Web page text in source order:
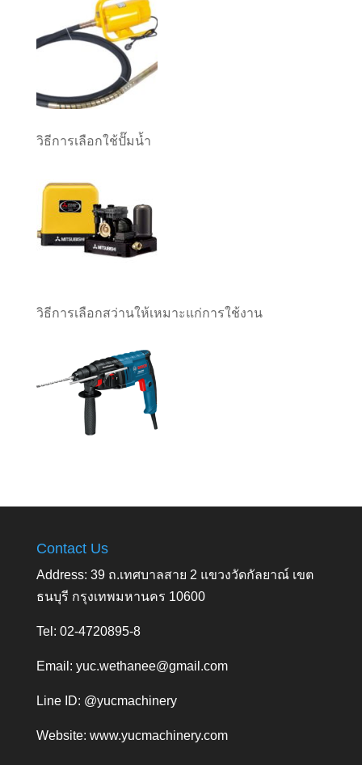
วิธีการเลือกใช้ปั๊มน้ำ
วิธีการเลือกสว่านให้เหมาะแก่การใช้งาน
Contact Us
Address: 39 ถ.เทศบาลสาย 2 แขวงวัดกัลยาณ์ เขต
ธนบุรี กรุงเทพมหานคร 10600
Tel: 02-4720895-8
Email: yuc.wethanee@gmail.com
Line ID: @yucmachinery
Website: www.yucmachinery.com